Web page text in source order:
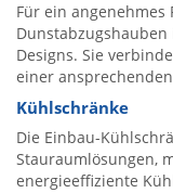
Für ein angenehmes
Designs. Sie
einer
Kühlschränke
Die Einbau-
Stauraumlösungen,
energieeffiziente